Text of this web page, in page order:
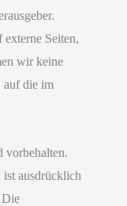
Seiten,
wir keine
auf die im
vorbehalten.
ist ausdrücklich
Die